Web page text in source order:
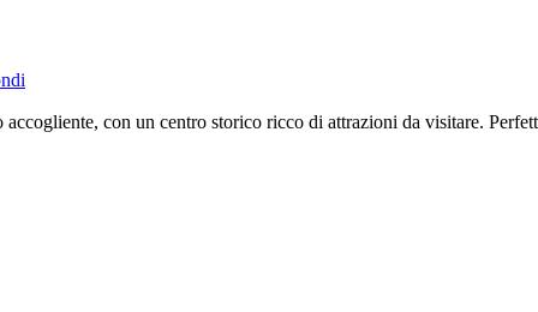
con un centro storico ricco di attrazioni da visitare.